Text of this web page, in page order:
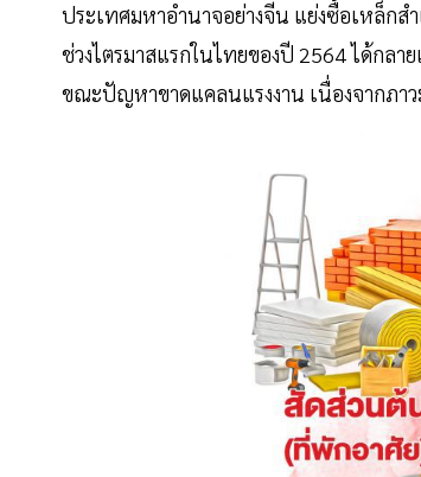
ประเทศมหาอำนาจอย่างจีน แย่งซื้อเหล็กส
ช่วงไตรมาสแรกในไทยของปี 2564 ได้กลา
ขณะปัญหาขาดแคลนแรงงาน เนื่องจากภา